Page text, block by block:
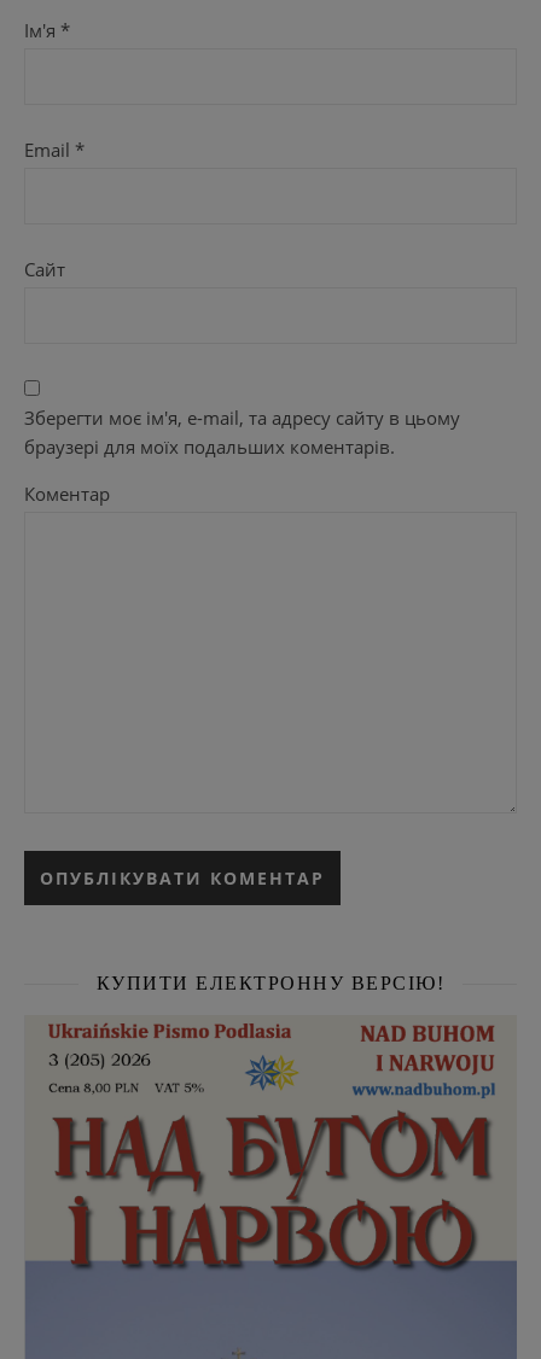
Ім'я *
Email *
Сайт
Зберегти моє ім'я, e-mail, та адресу сайту в цьому
браузері для моїх подальших коментарів.
Коментар
КУПИТИ ЕЛЕКТРОННУ ВЕРСІЮ!